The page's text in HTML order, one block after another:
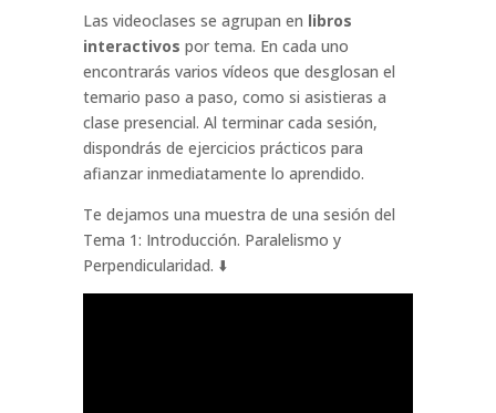
Las videoclases se agrupan en libros
interactivos por tema. En cada uno
encontrarás varios vídeos que desglosan el
temario paso a paso, como si asistieras a
clase presencial. Al terminar cada sesión,
dispondrás de ejercicios prácticos para
afianzar inmediatamente lo aprendido.
Te dejamos una muestra de una sesión del
Tema 1: Introducción. Paralelismo y
Perpendicularidad. ⬇️